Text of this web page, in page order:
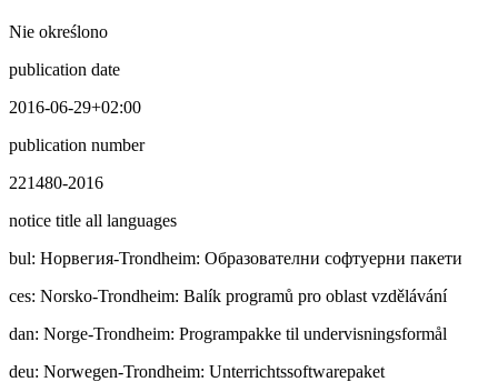
Nie określono
publication date
2016-06-29+02:00
publication number
221480-2016
notice title all languages
bul: Норвегия-Trondheim: Образователни софтуерни пакети
ces: Norsko-Trondheim: Balík programů pro oblast vzdělávání
dan: Norge-Trondheim: Programpakke til undervisningsformål
deu: Norwegen-Trondheim: Unterrichtssoftwarepaket